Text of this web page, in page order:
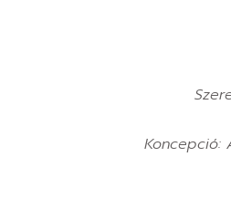
Koncepció: